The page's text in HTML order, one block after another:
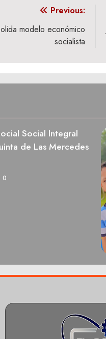
Previous:
modelo económico
socialista
Social Integral
de Las Mercedes
0